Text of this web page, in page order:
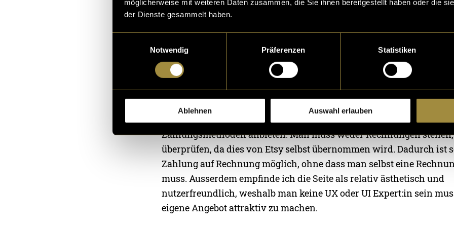
möglicherweise mit weiteren Daten zusammen, die Sie ihnen bereitgestellt haben oder die
der Dienste gesammelt haben.
Notwendig
Präferenzen Statistiken
Ablehnen Auswahl erlauben
ist hier sehr viel höher als auf einer anderen Seite. Bei jeder
berücksichtigt, was der User sucht – und nicht, wer den Artikel oder
erstellt hat. Die User der Plattform sind bereits vorhanden. Man
sich begeistern und ein schönes Schaufenster gestalten, damit man
Suchanfrage heraussticht.
Das wichtigste ist allerdings, dass einem viele Überlegungen und
abgenommen wird. Man muss keine Webseite programmieren
Zahlungsmethoden anbieten. Man muss weder Rechnungen
überprüfen, da dies von Etsy selbst übernommen wird. Dadurch ist
Zahlung auf Rechnung möglich, ohne dass man selbst eine
muss. Ausserdem empfinde ich die Seite als relativ ästhetisch und
nutzerfreundlich, weshalb man keine UX oder UI Expert:in sein
eigene Angebot attraktiv zu machen.